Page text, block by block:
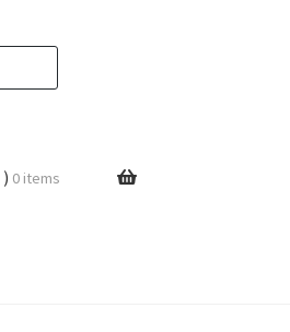
) 0 items